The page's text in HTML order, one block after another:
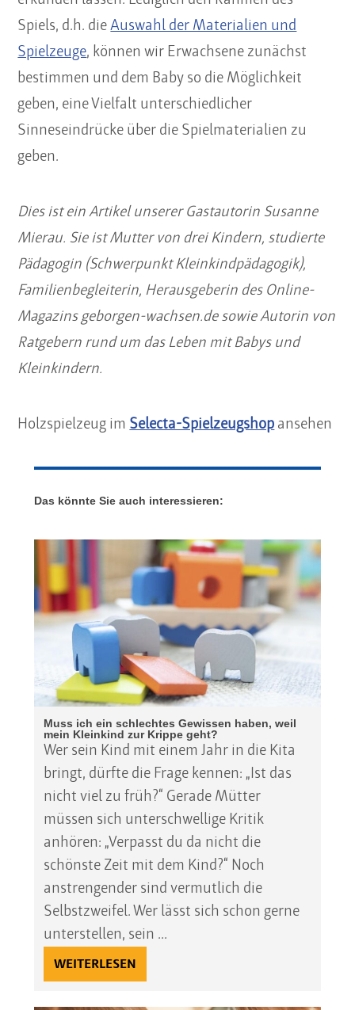
Spiels, d.h. dieAuswahl der Materialien und
Spielzeuge, können wir Erwachsene zunächst
bestimmen und dem Baby so die Möglichkeit
geben, eine Vielfalt unterschiedlicher
Sinneseindrücke über die Spielmaterialien zu
geben.
Dies ist ein Artikel unserer Gastautorin Susanne
Mierau. Sie ist Mutter von drei Kindern, studierte
Pädagogin (Schwerpunkt Kleinkindpädagogik),
Familienbegleiterin, Herausgeberin des Online-
Magazins geborgen-wachsen.de sowie Autorin von
Ratgebern rund um das Leben mit Babys und
Kleinkindern.
Holzspielzeug im Selecta-Spielzeugshop ansehen
Das könnte Sie auch interessieren:
Muss ich ein schlechtes Gewissen haben, weil
mein Kleinkind zur Krippe geht?
Wer sein Kind mit einem Jahr in die Kita
bringt, dürfte die Frage kennen: „Ist das
nicht viel zu früh?“ Gerade Mütter
müssen sich unterschwellige Kritik
anhören: „Verpasst du da nicht die
schönste Zeit mit dem Kind?“ Noch
anstrengender sind vermutlich die
Selbstzweifel. Wer lässt sich schon gerne
unterstellen, sein ...
WEITERLESEN